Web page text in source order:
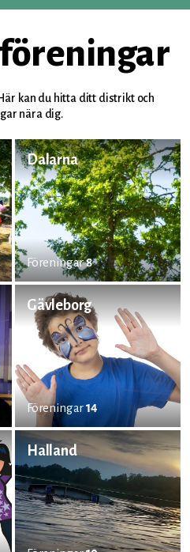
föreningar
kan du hitta ditt distrikt och
nära dig.
Dalarna
Föreningar8
Gävleborg
Föreningar14
Halland